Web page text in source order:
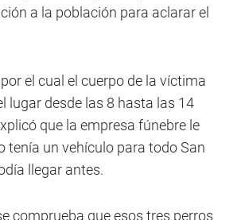
a la población para aclarar el
el cual el cuerpo de la víctima
lugar desde las 8 hasta las 14
que la empresa fúnebre le
tenía un vehículo para todo San
llegar antes.
comprueba que esos tres perros